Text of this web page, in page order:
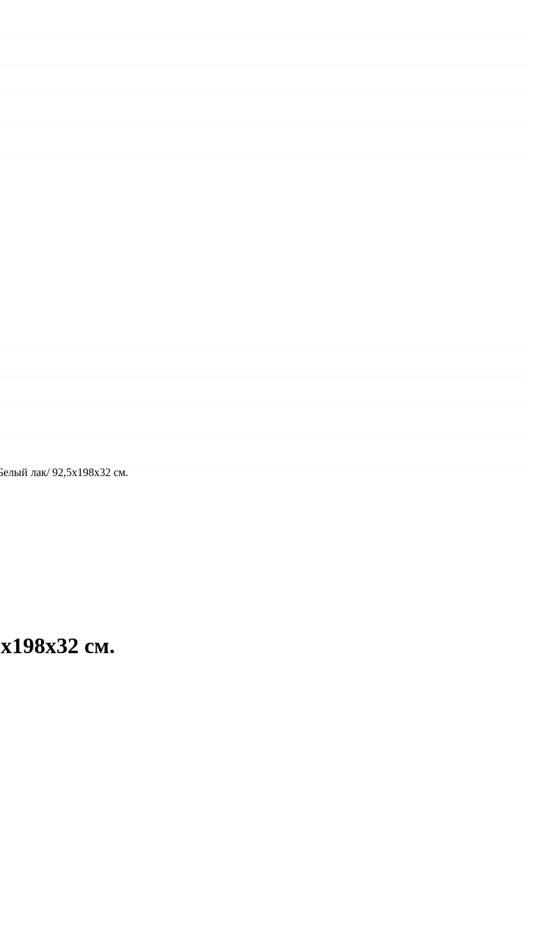
лак/ 92,5х198х32 см.
см.